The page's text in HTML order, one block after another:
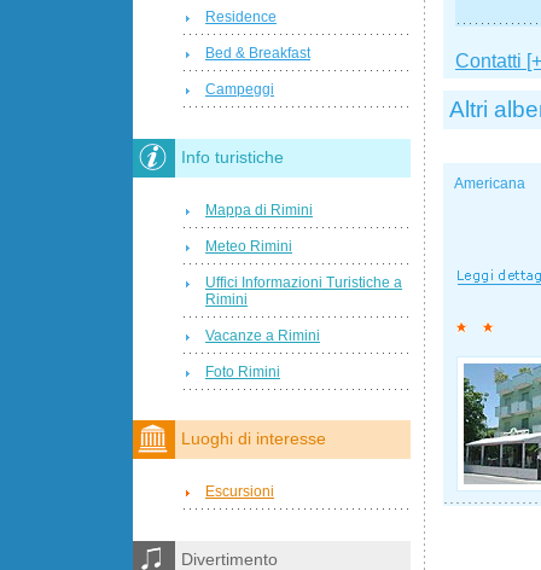
Contatti
Altri
Americana
Residence
Bed & Breakfast
Campeggi
Info turistiche
Mappa di Rimini
Meteo Rimini
Uffici Informazioni Turistiche a
Rimini
Vacanze a Rimini
Foto Rimini
Luoghi di interesse
Escursioni
Divertimento